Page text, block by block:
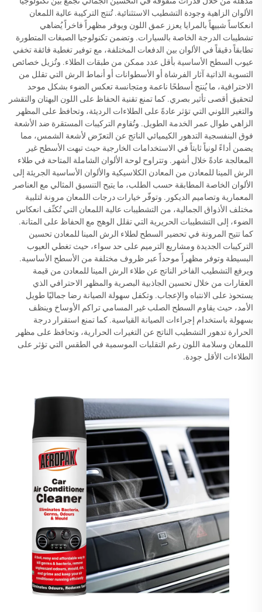
الألوان الزاهية وجودة التشطيب الاستثنائية. تُنتج التركيبة عالية اللمعان
انعكاساً شبيهاً بالمرايا يعزز عمق اللون ويوفر مظهراً فاخراً يُضاهي
تشطيبات الدرجة الخاصة بالسيارات. وتضمن تكنولوجيا الصبغات المتطورة
تطابقاً دقيقاً في الألوان بين الدفعات المختلفة، مع توفير تغطية فائقة تخفي
عيوب السطح الأساسية بأقل عدد ممكن من طبقات الطلاء. وتُزيل خصائص
التسوية الذاتية آثار الفرشاة أو الأسطوانات أو أنماط الرش التي تقلل من
الاحترافية، ما يُنتج أسطحًا ناعمة ومتجانسة تعكس الضوء بشكل موحد
لتحقيق أقصى تأثير بصري. كما تمنع تقنية الحفاظ على اللون البهتان والتقشر
والتغير اللوني التي تؤثر عادةً على الطلاءات الرديئة، وتحافظ على المظهر
الزاهي طوال عمر الخدمة الطويل. وتُقاوم التركيبات المستقرة ضد الأشعة
فوق البنفسجية التدهور الكيميائي الناتج عن التعرّض لأشعة الشمس، مما
يضمن أداءً لونياً ثابتاً في الاستخدامات الخارجية حيث تبهت الأسطح غير
المعالجة عادةً خلال أشهر. وتتراوح لوحة الألوان الشاملة المتاحة في طلاء
الرش المينا للمعادن من المعادن الكلاسيكية والألوان الأساسية الجريئة إلى
الألوان الخاصة المطابقة حسب الطلب، ما يتيح التنسيق المثالي مع العناصر
المعمارية وتصاميم الديكور. وتوفّر خيارات درجات اللمعان مرونة لتلبية
مختلف الأذواق الجمالية، من التشطيبات عالية اللمعان التي تُكثّف انعكاس
الضوء، إلى التشطيبات الحريرية التي تقلل الوهج مع الحفاظ على المتانة.
كما تتيح المرونة في تحضير السطح لطلاء الرش المينا للمعادن تحسين
التركيبات الجديدة ومشاريع الترميم على حد سواء، حيث تغطي العيوب
البسيطة وتوفر مظهراً موحداً عبر ظروف مختلفة من الأسطح الأساسية.
ويرفع التشطيب الفاخر الناتج عن طلاء الرش المينا للمعادن من قيمة
العقارات من خلال تحسين الجاذبية البصرية والمظهر الاحترافي الذي
يستحوذ على الانتباه والإعجاب. وتكفل سهولة الصيانة رضا جماليًا طويل
الأمد، حيث يقاوم السطح الصلب غير المسامي تراكم الأوساخ وينظف
بسهولة باستخدام إجراءات الصيانة القياسية. كما تمنع استقرار درجة
الحرارة تدهور التشطيب الناتج عن التغيرات الحرارية، وتحافظ على مظهر
اللمعان وسلامة اللون رغم التقلبات الموسمية في الطقس التي تؤثر على
الطلاءات الأقل جودة.